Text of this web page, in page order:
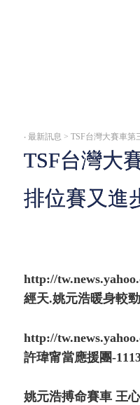
‧最新訊息 > TSF台灣大賽車第
TSF台灣大
排位賽又進
http://
經天.姚元浩暖身較
http://
許瑋甯當應援團-
姚元浩搏命賽車 王